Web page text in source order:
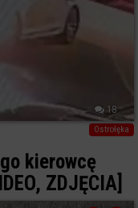
18
Ostrołęka
kierowcę
ZDJĘCIA]